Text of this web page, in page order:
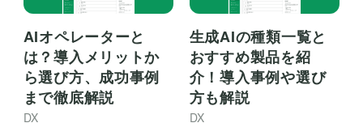
AIオペレーターと
は？導入メリットか
ら選び方、成功事例
まで徹底解説
DX
生成AIの種類一覧と
おすすめ製品を紹
介！導入事例や選び
方も解説
DX